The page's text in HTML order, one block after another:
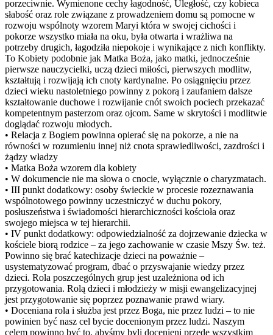
porzeciwnie. Wymienone cechy łagodność, Uległość, czy kobieca
słabość oraz role związane z prowadzeniem domu są pomocne w
rozwoju wspólnoty wzorem Maryi która w swojej cichości i
pokorze wszystko miała na oku, była otwarta i wrażliwa na
potrzeby drugich, łagodziła niepokoje i wynikające z nich konflikty.
To Kobiety podobnie jak Matka Boża, jako matki, jednocześnie
pierwsze nauczycielki, uczą dzieci miłości, pierwszych modlitw,
kształtują i rozwijają ich cnoty kardynalne. Po osiągnięciu przez
dzieci wieku nastoletniego powinny z pokorą i zaufaniem dalsze
kształtowanie duchowe i rozwijanie cnót swoich pociech przekazać
kompetentnym pasterzom oraz ojcom. Same w skrytości i modlitwie
doglądać rozwoju młodych.
• Relacja z Bogiem powinna opierać się na pokorze, a nie na
równości w rozumieniu innej niż cnota sprawiedliwości, zazdrości i
żądzy władzy
• Matka Boża wzorem dla kobiety
• W dokumencie nie ma słowa o cnocie, wyłącznie o charyzmatach.
• III punkt dodatkowy: osoby świeckie w procesie rozeznawania
wspólnotowego powinny uczestniczyć w duchu pokory,
posłuszeństwa i świadomości hierarchiczności kościoła oraz
swojego miejsca w tej hierarchii.
• IV punkt dodatkowy: odpowiedzialność za dojrzewanie dziecka w
kościele biorą rodzice – za jego zachowanie w czasie Mszy Św. też.
Powinno się brać katechizacje dzieci na poważnie –
usystematyzować program, dbać o przyswajanie wiedzy przez
dzieci. Rola poszczególnych grup jest uzależniona od ich
przygotowania. Rolą dzieci i młodzieży w misji ewangelizacyjnej
jest przygotowanie się poprzez poznawanie prawd wiary.
• Doceniana rola i służba jest przez Boga, nie przez ludzi – to nie
powinien być nasz cel bycie docenionym przez ludzi. Naszym
celem powinno być to, abyśmy byli docenieni przede wszystkim